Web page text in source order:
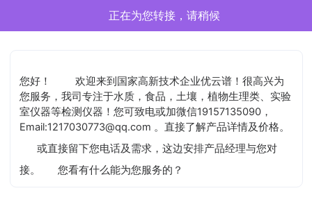
正在为您转接，请稍候
您好！
欢迎来到国家高新技术企业优云谱！很高兴为
您服务，我司专注于水质，食品，土壤，植物生理类、实验
室仪器等检测仪器！您可致电或加微信19157135090，
Email:1217030773@qq.com 。直接了解产品详情及价格。
或直接留下您电话及需求，这边安排产品经理与您对
接。
您看有什么能为您服务的？